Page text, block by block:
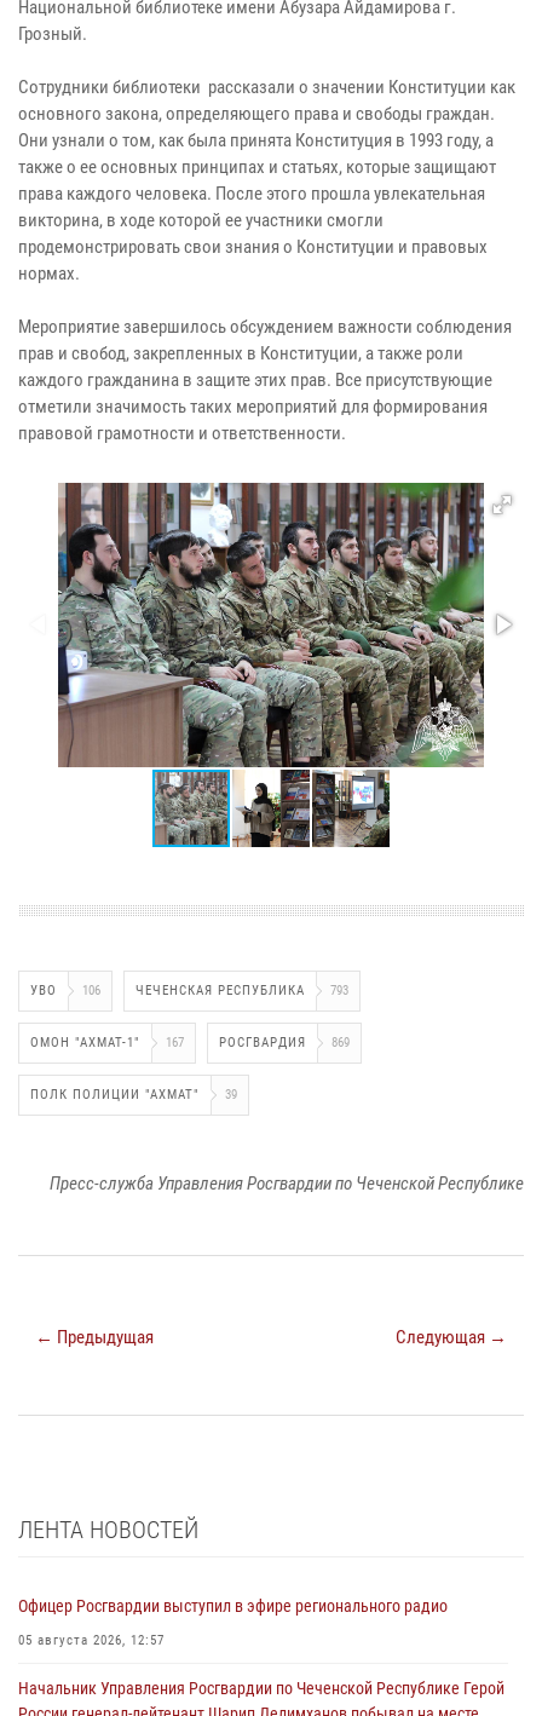
Национальной библиотеке имени Абузара Айдамирова г.
Грозный.
Сотрудники библиотеки рассказали о значении Конституции как
основного закона, определяющего права и свободы граждан.
Они узнали о том, как была принята Конституция в 1993 году, а
также о ее основных принципах и статьях, которые защищают
права каждого человека. После этого прошла увлекательная
викторина, в ходе которой ее участники смогли
продемонстрировать свои знания о Конституции и правовых
нормах.
Мероприятие завершилось обсуждением важности соблюдения
прав и свобод, закрепленных в Конституции, а также роли
каждого гражданина в защите этих прав. Все присутствующие
отметили значимость таких мероприятий для формирования
правовой грамотности и ответственности.
УВО 106 ЧЕЧЕНСКАЯ РЕСПУБЛИКА 793
ОМОН "АХМАТ-1" 167 РОСГВАРДИЯ 869
ПОЛК ПОЛИЦИИ "АХМАТ" 39
Пресс-служба Управления Росгвардии по Чеченской Республике
← Предыдущая Следующая →
ЛЕНТА НОВОСТЕЙ
Офицер Росгвардии выступил в эфире регионального радио
05 августа 2026, 12:57
Начальник Управления Росгвардии по Чеченской Республике Герой